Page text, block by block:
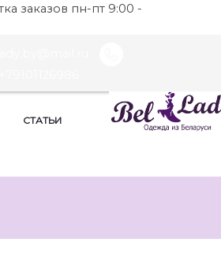
заказов пн-пт 9:00 -
СТАТЬИ